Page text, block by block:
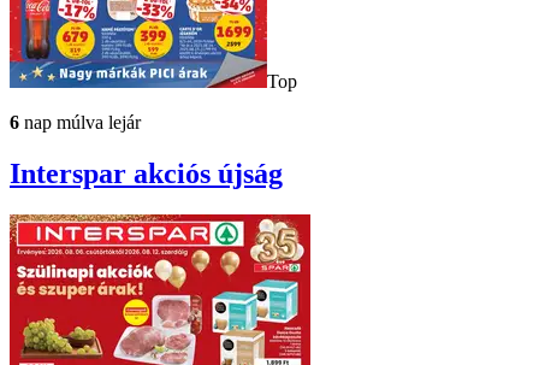
Top
6 nap múlva lejár
Interspar akciós újság